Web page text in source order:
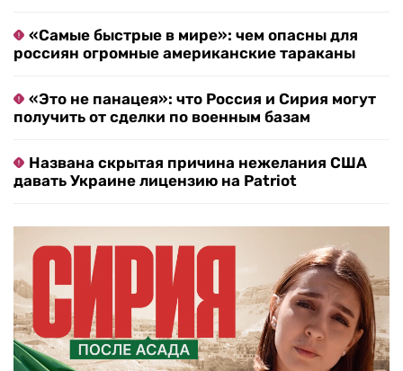
«Самые быстрые в мире»: чем опасны для
россиян огромные американские тараканы
«Это не панацея»: что Россия и Сирия могут
получить от сделки по военным базам
Названа скрытая причина нежелания США
давать Украине лицензию на Patriot